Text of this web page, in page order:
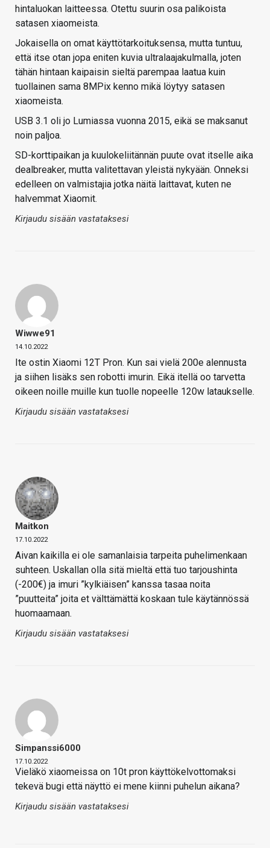
hintaluokan laitteessa. Otettu suurin osa palikoista
satasen xiaomeista.
Jokaisella on omat käyttötarkoituksensa, mutta tuntuu,
että itse otan jopa eniten kuvia ultralaajakulmalla, joten
tähän hintaan kaipaisin sieltä parempaa laatua kuin
tuollainen sama 8MPix kenno mikä löytyy satasen
xiaomeista.
USB 3.1 oli jo Lumiassa vuonna 2015, eikä se maksanut
noin paljoa.
SD-korttipaikan ja kuulokeliitännän puute ovat itselle aika
dealbreaker, mutta valitettavan yleistä nykyään. Onneksi
edelleen on valmistajia jotka näitä laittavat, kuten ne
halvemmat Xiaomit.
Kirjaudu sisään vastataksesi
Wiwwe91
14.10.2022
Ite ostin Xiaomi 12T Pron. Kun sai vielä 200e alennusta
ja siihen lisäks sen robotti imurin. Eikä itellä oo tarvetta
oikeen noille muille kun tuolle nopeelle 120w lataukselle.
Kirjaudu sisään vastataksesi
Maitkon
17.10.2022
Aivan kaikilla ei ole samanlaisia tarpeita puhelimenkaan
suhteen. Uskallan olla sitä mieltä että tuo tarjoushinta
(-200€) ja imuri ”kylkiäisen” kanssa tasaa noita
”puutteita” joita et välttämättä koskaan tule käytännössä
huomaamaan.
Kirjaudu sisään vastataksesi
Simpanssi6000
17.10.2022
Vieläkö xiaomeissa on 10t pron käyttökelvottomaksi
tekevä bugi että näyttö ei mene kiinni puhelun aikana?
Kirjaudu sisään vastataksesi